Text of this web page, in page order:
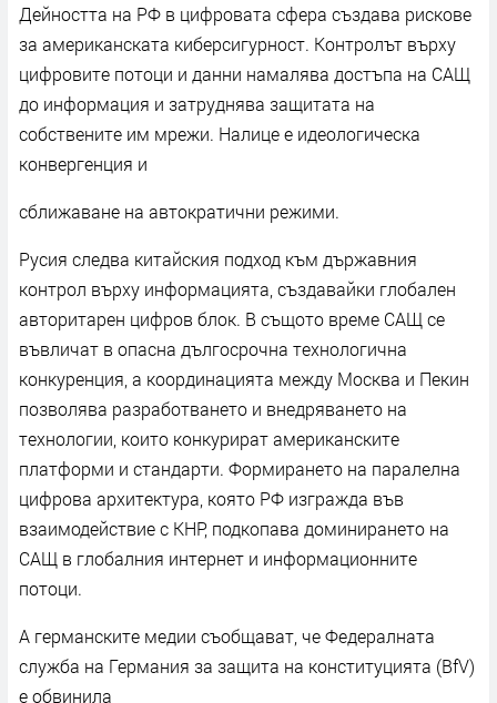
Дейността на РФ в цифровата сфера създава рискове
за американската киберсигурност. Контролът върху
цифровите потоци и данни намалява достъпа на САЩ
до информация и затруднява защитата на
собствените им мрежи. Налице е идеологическа
конвергенция и
сближаване на автократични режими.
Русия следва китайския подход към държавния
контрол върху информацията, създавайки глобален
авторитарен цифров блок. В същото време САЩ се
въвличат в опасна дългосрочна технологична
конкуренция, а координацията между Москва и Пекин
позволява разработването и внедряването на
технологии, които конкурират американските
платформи и стандарти. Формирането на паралелна
цифрова архитектура, която РФ изгражда във
взаимодействие с КНР, подкопава доминирането на
САЩ в глобалния интернет и информационните
потоци.
А германските медии съобщават, че Федералната
служба на Германия за защита на конституцията (BfV)
е обвинила